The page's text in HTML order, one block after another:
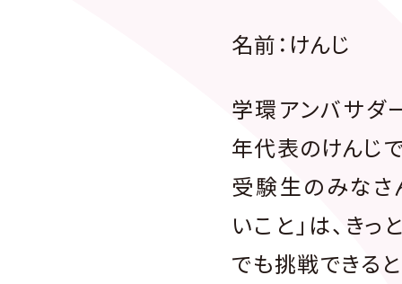
名前：けんじ
学環アンバサダ
年代表のけんじ
受験生のみなさ
いこと」は、き
でも挑戦できる